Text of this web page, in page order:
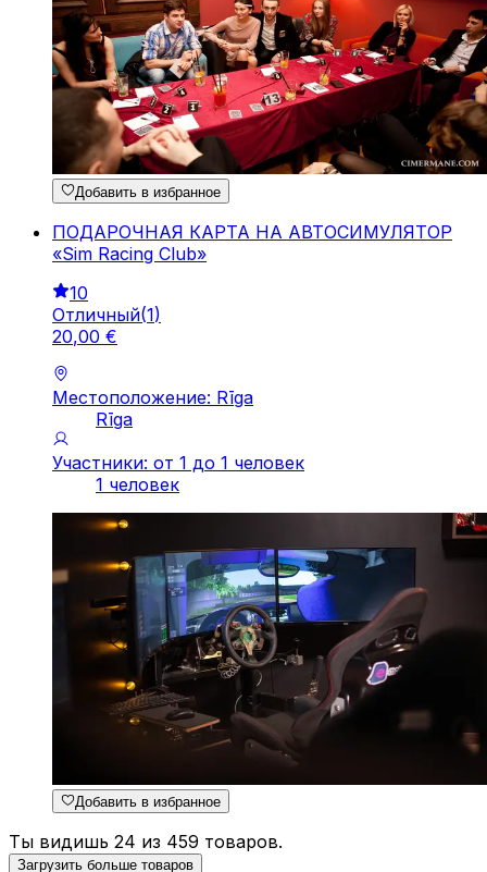
Добавить в избранное
ПОДАРОЧНАЯ КАРТА НА АВТОСИМУЛЯТОР
«Sim Racing Club»
10
Отличный(1)
20,00 €
Местоположение: Rīga
Rīga
Участники: от 1 до 1 человек
1 человек
Добавить в избранное
Ты видишь 24 из 459 товаров.
Загрузить больше товаров